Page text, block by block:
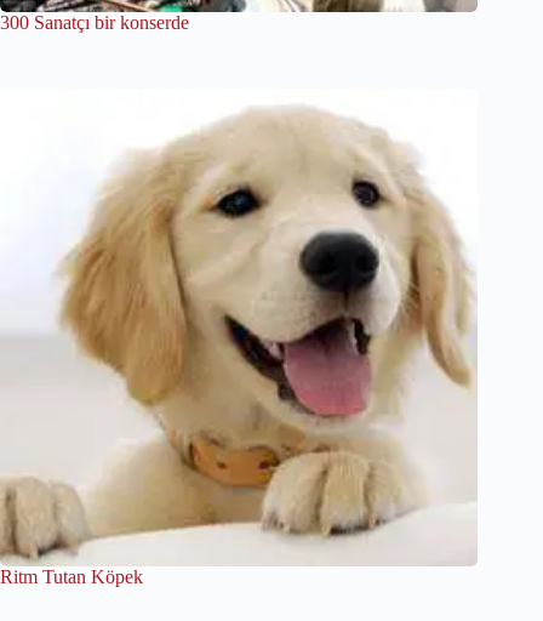
300 Sanatçı bir konserde
Ritm Tutan Köpek